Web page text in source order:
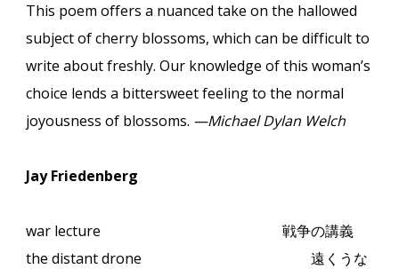
This poem offers a nuanced take on the hallowed
subject of cherry blossoms, which can be difficult to
write about freshly. Our knowledge of this woman’s
choice lends a bittersweet feeling to the normal
joyousness of blossoms. —Michael Dylan Welch
Jay Friedenberg
war lecture
戦争の講義
the distant drone
遠くうな